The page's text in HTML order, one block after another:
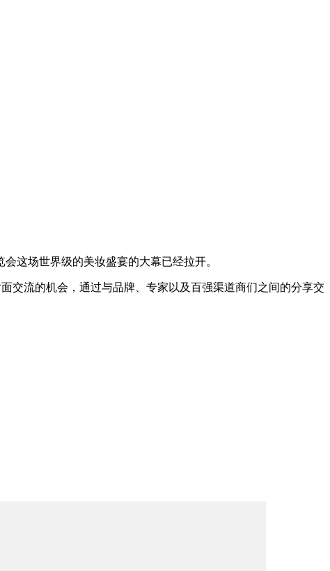
这场世界级的美妆盛宴的大幕已经拉开。
交流的机会，通过与品牌、专家以及百强渠道商们之间的分享交